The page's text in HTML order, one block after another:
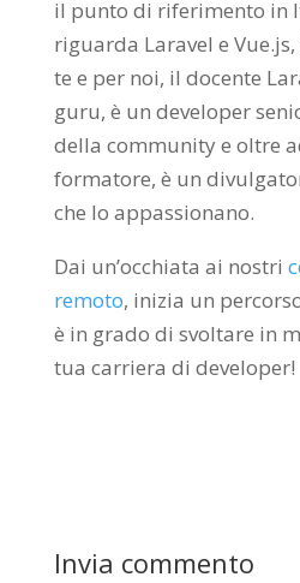
il punto di riferimento in
riguarda Laravel e Vue.js,
te e per noi, il docente
guru, è un developer
della community e oltre
formatore, è un
che lo appassionano.
Dai un’occhiata ai nostri
remoto, inizia un
è in grado di svoltare in
tua carriera di developer!
Invia commento